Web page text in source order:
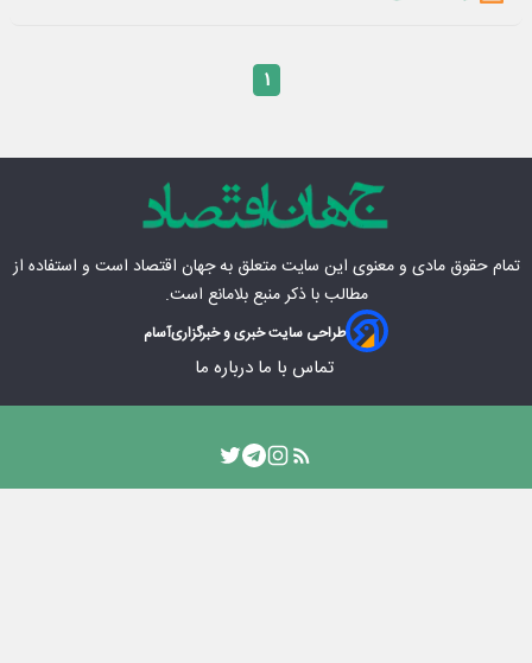
۱
تمام حقوق مادی‌ و معنوی این سایت متعلق بهجهان اقتصاد است و استفاده از
مطالب با ذکر منبع بلامانع است.
طراحی سایت خبری و خبرگزاریآسام
تماس با ما درباره ما